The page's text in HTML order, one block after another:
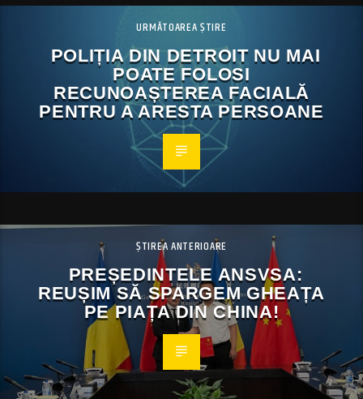
URMĂTOAREA ȘTIRE
POLIȚIA DIN DETROIT NU MAI
POATE FOLOSI
RECUNOAȘTEREA FACIALĂ
PENTRU A ARESTA PERSOANE
ȘTIREA ANTERIOARE
PREȘEDINTELE ANSVSA:
REUȘIM SĂ SPARGEM GHEAȚA
PE PIAȚA DIN CHINA!